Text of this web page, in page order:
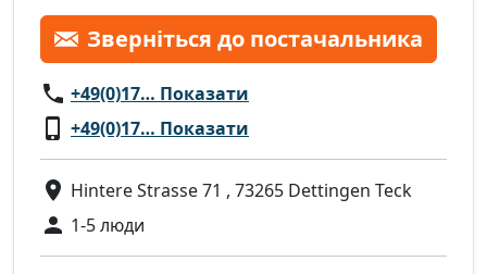
Зверніться до постачальника
+49(0)17… Показати
+49(0)17… Показати
Hintere Strasse 71 , 73265 Dettingen Teck
1-5 люди